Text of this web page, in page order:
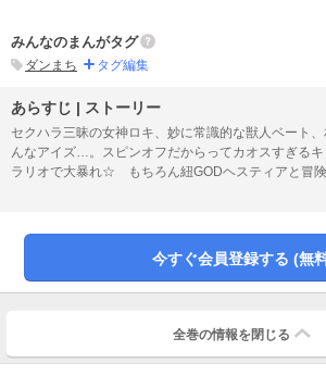
みんなのまんがタグ
ダンまち タグ編集
あらすじ | ストーリー
セクハラ三昧の女神ロキ、妙に常識的な獣人ベート
んなアイズ…。スピンオフだからってカオスすぎる
ラリオで大暴れ☆ もちろん紐GODヘスティアと冒
活躍♪ キュートでカオスな『ダンまち』スピンオフ
今すぐ会員登録する (無
全巻の情報を 閉じる